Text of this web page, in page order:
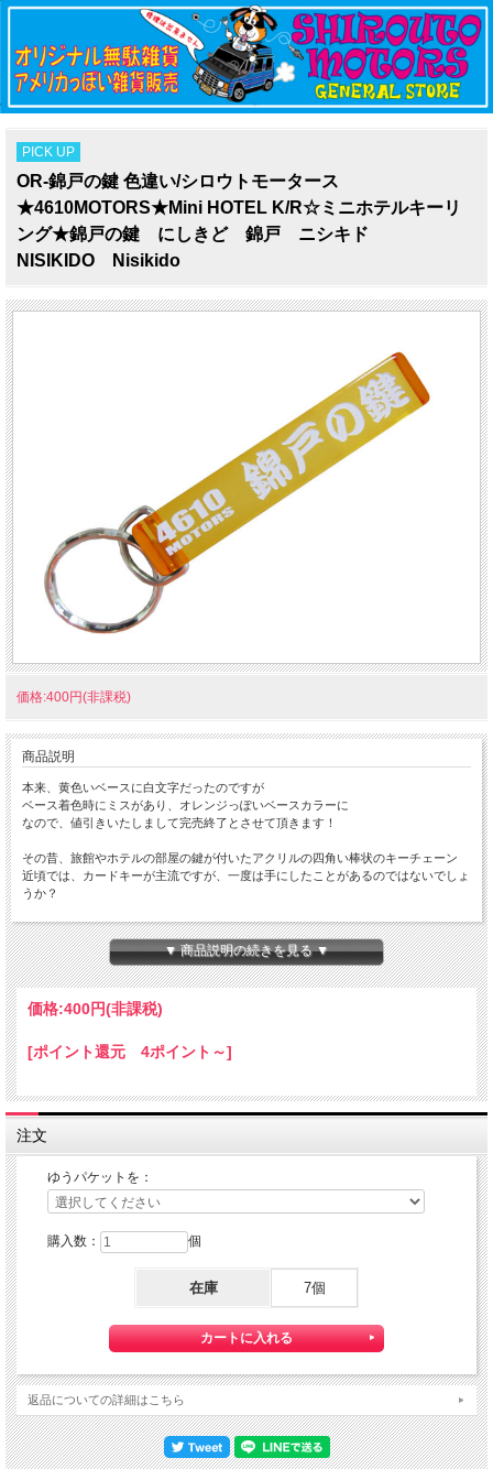
PICK UP
OR-錦戸の鍵 色違い/シロウトモータース
★4610MOTORS★Mini HOTEL K/R☆ミニホテルキーリ
ング★錦戸の鍵 にしきど 錦戸 ニシキド
NISIKIDO Nisikido
価格:400円(非課税)
商品説明
本来、黄色いベースに白文字だったのですが
ベース着色時にミスがあり、オレンジっぽいベースカラーに
なので、値引きいたしまして完売終了とさせて頂きます！
その昔、旅館やホテルの部屋の鍵が付いたアクリルの四角い棒状のキーチェーン
近頃では、カードキーが主流ですが、一度は手にしたことがあるのではないでしょ
うか？
そんな『HOTEL K/R』を小さくして、コメントやロゴを彫刻
愛車の名前やちょっと笑えるコメント、自分だけのキーホルダーを手にしてくださ
い。
ちょっと小さな 『Mini HOTEL K/R』 です。
本体サイズ：１０×１４×８０ｍｍ
★コチラの商品は 『ゆうパケット』配送可能な商品になります。
を必読の上
ゆうパケット配送をご選択ください。
また、３本以上の購入で 『ゆうパケット』配送費が無料に！
【送料】全国一律料金でお届けします。
『ゆうパケット』は通常の宅配便と異なり直接ポストへ投函するお届け方法です。
▼ 商品説明の続きを見る ▼
価格:400円(非課税)
[ポイント還元 4ポイント～]
注文
ゆうパケットを：
購入数： 個
在庫 7個
返品についての詳細はこちら